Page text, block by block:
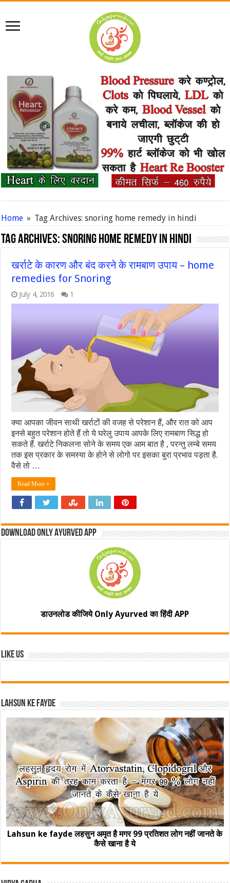
Home » Tag Archives: snoring home remedy in hindi
Tag Archives:snoring home remedy in hindi
खर्राटे के कारण और बंद करने के रामबाण उपाय – home
remedies for Snoring
July 4, 2016 1
क्या आपका जीवन साथी खर्राटों की वजह से परेशान हैं, और रात को आप
इनसे बहुत परेशान होते हैं तो ये घरेलु उपाय आपके लिए रामबाण सिद्ध हो
सकते हैं. खर्राटे निकलना सोने के समय एक आम बात है , परन्तु लम्बे समय
तक इस प्रकार के समस्या के होने से लोगो पर इसका बुरा प्रभाव पड़ता है.
वैसे तो …
Read More »
Download Only Ayurved App
डाउनलोड कीजिये Only Ayurved का हिंदी APP
Like Us
Lahsun ke fayde
Lahsun ke fayde लहसुन अमृत है मगर 99 प्रतिशत लोग नहीं जानते के
कैसे खाना है ये